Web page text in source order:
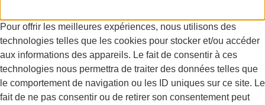
Pour offrir les meilleures expériences, nous utilisons des
technologies telles que les cookies pour stocker et/ou accéder
aux informations des appareils. Le fait de consentir à ces
technologies nous permettra de traiter des données telles que
le comportement de navigation ou les ID uniques sur ce site. Le
fait de ne pas consentir ou de retirer son consentement peut